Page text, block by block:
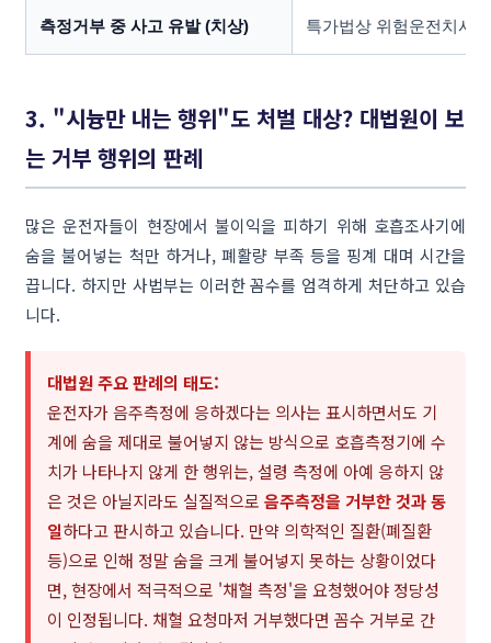
측정거부 중 사고 유발 (치상) 특가법상 위험운전치사
3. "시늉만 내는 행위"도 처벌 대상? 대법원이 보
는 거부 행위의 판례
많은 운전자들이 현장에서 불이익을 피하기 위해 호흡조사기에
숨을 불어넣는 척만 하거나, 폐활량 부족 등을 핑계 대며 시간을
끕니다. 하지만 사법부는 이러한 꼼수를 엄격하게 처단하고 있습
니다.
대법원 주요 판례의 태도:
운전자가 음주측정에 응하겠다는 의사는 표시하면서도 기
계에 숨을 제대로 불어넣지 않는 방식으로 호흡측정기에 수
치가 나타나지 않게 한 행위는, 설령 측정에 아예 응하지 않
은 것은 아닐지라도 실질적으로 음주측정을 거부한 것과 동
일하다고 판시하고 있습니다. 만약 의학적인 질환(폐질환
등)으로 인해 정말 숨을 크게 불어넣지 못하는 상황이었다
면, 현장에서 적극적으로 '채혈 측정'을 요청했어야 정당성
이 인정됩니다. 채혈 요청마저 거부했다면 꼼수 거부로 간